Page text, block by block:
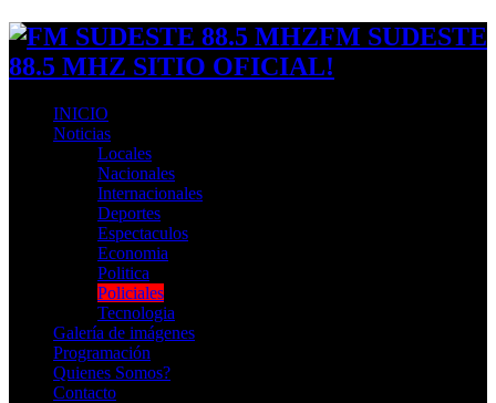
FM SUDESTE
88.5 MHZ SITIO OFICIAL!
INICIO
Noticias
Locales
Nacionales
Internacionales
Deportes
Espectaculos
Economia
Politica
Policiales
Tecnologia
Galería de imágenes
Programación
Quienes Somos?
Contacto